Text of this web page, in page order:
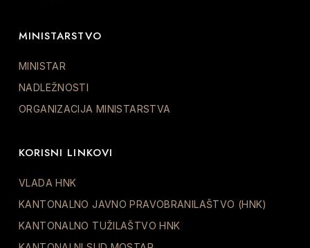
MINISTARSTVO
MINISTAR
NADLEŽNOSTI
ORGANIZACIJA MINISTARSTVA
KORISNI LINKOVI
VLADA HNK
KANTONALNO JAVNO PRAVOBRANILAŠTVO (HNK)
KANTONALNO TUŽILAŠTVO HNK